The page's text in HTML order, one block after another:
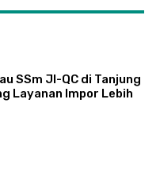
SSm JI-QC di Tanjung
Layanan Impor Lebih